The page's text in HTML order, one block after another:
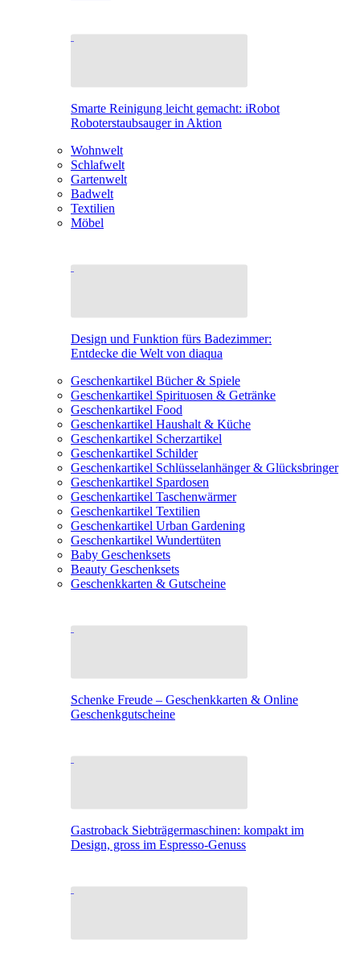
Smarte Reinigung leicht gemacht: iRobot
Roboterstaubsauger in Aktion
Wohnwelt
Schlafwelt
Gartenwelt
Badwelt
Textilien
Möbel
Design und Funktion fürs Badezimmer:
Entdecke die Welt von diaqua
Geschenkartikel Bücher & Spiele
Geschenkartikel Spirituosen & Getränke
Geschenkartikel Food
Geschenkartikel Haushalt & Küche
Geschenkartikel Scherzartikel
Geschenkartikel Schilder
Geschenkartikel Schlüsselanhänger & Glücksbringer
Geschenkartikel Spardosen
Geschenkartikel Taschenwärmer
Geschenkartikel Textilien
Geschenkartikel Urban Gardening
Geschenkartikel Wundertüten
Baby Geschenksets
Beauty Geschenksets
Geschenkkarten & Gutscheine
Schenke Freude – Geschenkkarten & Online
Geschenkgutscheine
Gastroback Siebträgermaschinen: kompakt im
Design, gross im Espresso-Genuss